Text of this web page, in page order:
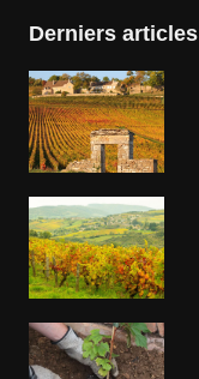
Derniers articles